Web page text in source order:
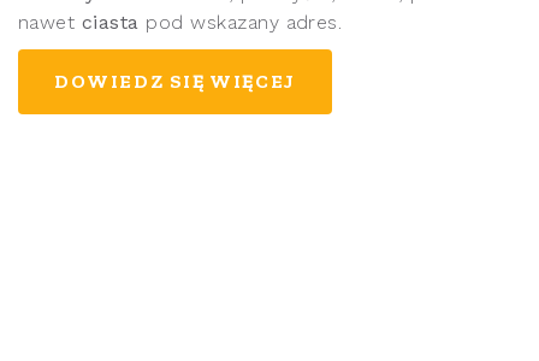
nawet ciasta pod wskazany adres.
DOWIEDZ SIĘ WIĘCEJ